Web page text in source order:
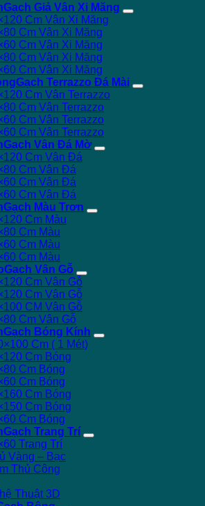
Gạch Giả Vân Xi Măng
Cm Vân Xi Măng
Cm Vân Xi Măng
Cm Vân Xi Măng
Cm Vân Xi Măng
Cm Vân Xi Măng
Gạch Terrazzo Đá Mài
Cm Vân Terrazzo
Cm Vân Terrazzo
Cm Vân Terrazzo
Cm Vân Terrazzo
Gạch Vân Đá Mờ
Cm Vân Đá
Cm Vân Đá
Cm Vân Đá
Cm Vân Đá
Gạch Màu Trơn
Cm Màu
Cm Màu
Cm Màu
Cm Màu
Gạch Vân Gỗ
Cm Vân Gỗ
Cm Vân Gỗ
CM Vân Gỗ
Cm Vân Gỗ
Gạch Bóng Kính
Cm ( 1 Mét)
Cm Bóng
Cm Bóng
Cm Bóng
Cm Bóng
Cm Bóng
Cm Bóng
Gạch Trang Trí
Trang Trí
Vàng – Bạc
Thủ Công
Thuật 3D